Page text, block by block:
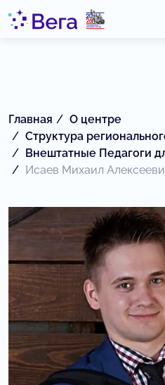
Главная
О центре
Структура
Внештатные Педагоги
Исаев Михаил